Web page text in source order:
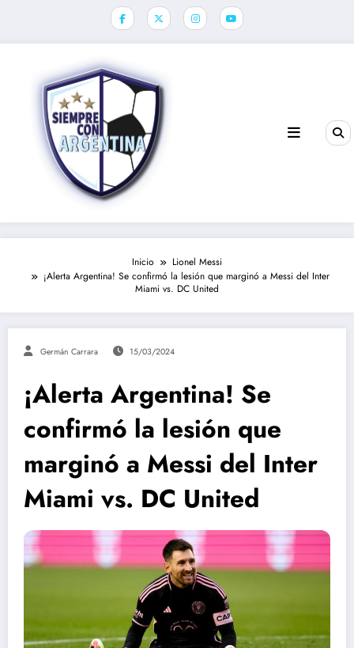
Inicio
Lionel Messi
¡Alerta Argentina! Se confirmó la lesión que marginó a Messi del Inter
Miami vs. DC United
Germán Carrara 15/03/2024
¡Alerta Argentina! Se
confirmó la lesión que
marginó a Messi del Inter
Miami vs. DC United